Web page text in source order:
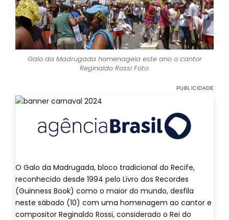
Galo da Madrugada homenageia este ano o cantor
Reginaldo Rossi Foto:
O Galo da Madrugada, bloco tradicional do Recife,
reconhecido desde 1994 pelo Livro dos Recordes
(Guinness Book) como o maior do mundo, desfila
neste sábado (10) com uma homenagem ao cantor e
compositor Reginaldo Rossi, considerado o Rei do